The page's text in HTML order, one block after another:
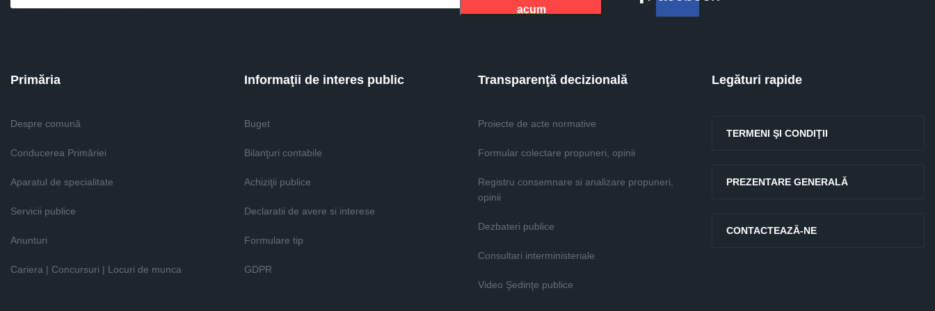
acum
Primăria
Despre comună
Conducerea Primăriei
Aparatul de specialitate
Servicii publice
Anunturi
Cariera | Concursuri | Locuri de munca
Informaţii de interes public
Buget
Bilanţuri contabile
Achiziţii publice
Declaratii de avere si interese
Formulare tip
GDPR
Transparenţă decizională
Proiecte de acte normative
Formular colectare propuneri, opinii
Registru consemnare si analizare propuneri,
opinii
Dezbateri publice
Consultari interministeriale
Video Şedinţe publice
Legături rapide
TERMENI ŞI CONDIŢII
PREZENTARE GENERALĂ
CONTACTEAZĂ-NE